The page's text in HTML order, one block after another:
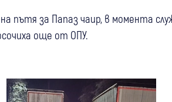
на пътя за Папаз чаир, в момента
още от ОПУ.